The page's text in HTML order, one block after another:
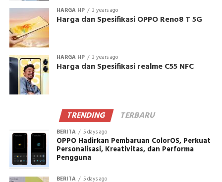
HARGA HP 3 years ago
Harga dan Spesifikasi OPPO Reno8 T 5G
HARGA HP 3 years ago
Harga dan Spesifikasi realme C55 NFC
TRENDING TERBARU
BERITA 5 days ago
OPPO Hadirkan Pembaruan ColorOS, Perkuat
Personalisasi, Kreativitas, dan Performa
Pengguna
BERITA 5 days ago